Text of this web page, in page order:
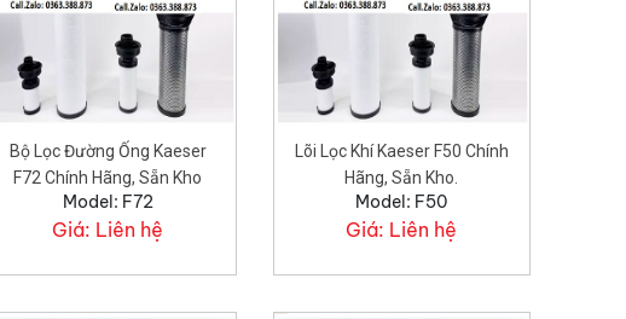
Bộ Lọc Đường Ống Kaeser
F72 Chính Hãng, Sẵn Kho
Model: F72
Giá: Liên hệ
Lõi Lọc Khí Kaeser F50 Chính
Hãng, Sẵn Kho.
Model: F50
Giá: Liên hệ